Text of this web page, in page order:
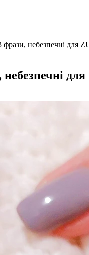
фрази, небезпечні для
небезпечні